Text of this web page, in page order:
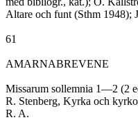
Altare och funt (Sthm 1948);
61
AMARNABREVENE
Missarum sollemnia 1—2 (2
R. Stenberg, Kyrka och
R. A.